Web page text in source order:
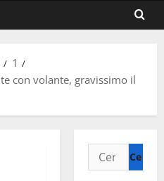
1
con volante, gravissimo il
Ricerca
per: